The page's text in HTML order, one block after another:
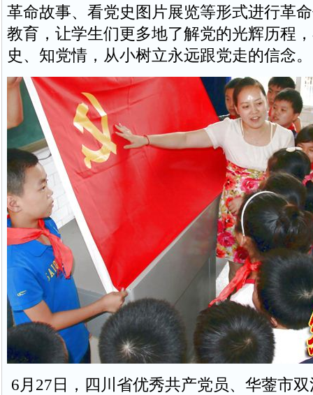
革命故事、看党史图片展览等形式进行革
教育，让学生们更多地了解党的光辉历程
史、知党情，从小树立永远跟党走的信念。
6月27日，四川省优秀共产党员、华蓥市